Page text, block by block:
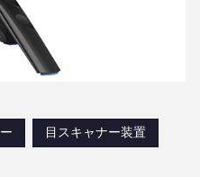
目スキャナー装置